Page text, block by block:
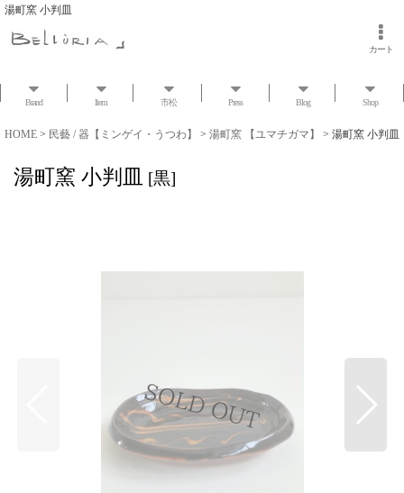
湯町窯 小判皿
カート
Brand Item 市松 Press Blog Shop
HOME > 民藝 / 器【ミンゲイ・うつわ】 > 湯町窯 【ユマチガマ】 > 湯町窯 小判皿
湯町窯 小判皿 [黒]